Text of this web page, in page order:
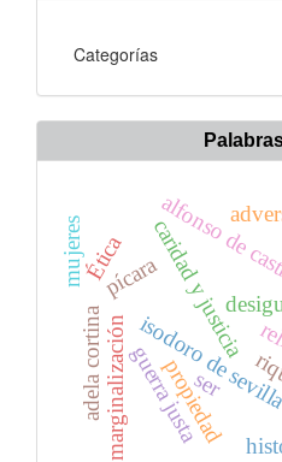
Categorías
caridad y justicia
isodoro de
propiedad
alfonso de
guerra justa
marginalización
pícara
ser
adela cortina
Ética
mujeres